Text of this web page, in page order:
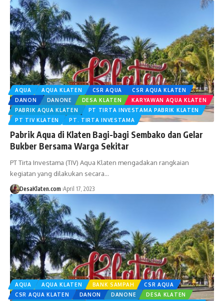
AQUA AQUA KLATEN CSR AQUA
CSR AQUA KLATEN
DANON
DANONE DESA KLATEN
KARYAWAN AQUA KLATEN
PABRIK AQUA KLATEN
PT TIRTA INVESTAMA PABRIK KLATEN
PT TIV KLATEN
PT. TIRTA INVESTAMA
Pabrik Aqua di Klaten Bagi-bagi Sembako dan Gelar
Bukber Bersama Warga Sekitar
PT Tirta Investama (TIV) Aqua Klaten mengadakan rangkaian
kegiatan yang dilakukan secara…
DesaKlaten.com April 17, 2023
AQUA AQUA KLATEN BANK SAMPAH
CSR AQUA
CSR AQUA KLATEN
DANON DANONE
DESA KLATEN